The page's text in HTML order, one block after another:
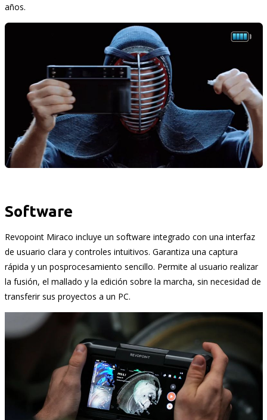
años.
Software
Revopoint Miraco incluye un software integrado con una interfaz
de usuario clara y controles intuitivos. Garantiza una captura
rápida y un posprocesamiento sencillo. Permite al usuario realizar
la fusión, el mallado y la edición sobre la marcha, sin necesidad de
transferir sus proyectos a un PC.